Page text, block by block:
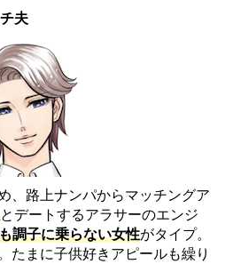
夫
、路上ナンパからマッチングア
とデートするアラサーのエンジ
調子に乗らない女性がタイプ。
たまに子供好きアピールも繰り